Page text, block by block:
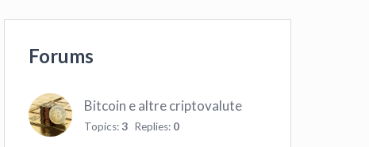
Forums
Bitcoin e altre criptovalute
Topics:3 Replies: 0